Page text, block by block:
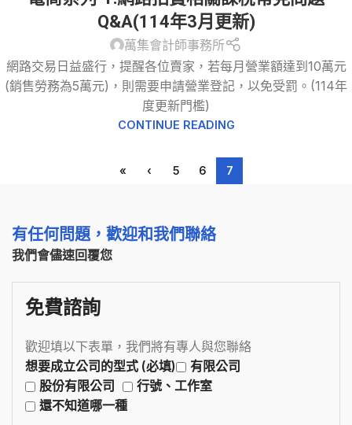
Q&A(114年3月更新)
萬集會計師事務所
網路交易日益盛行，提醒各位賣家，若每月營業額達到10萬元
(銷售勞務為5萬元)，則需要申請營業登記，以免受罰。(114年
度更新門檻)
CONTINUE READING
« ‹ 5 6 7
有任何問題，歡迎和我們聯絡
我們會儘速回覆您
免費諮詢
歡迎填以下表單，我們將有專人與您聯絡
想要成立公司的型式 (必填)
有限公司
股份有限公司
行號、工作室
還不知道哪一種